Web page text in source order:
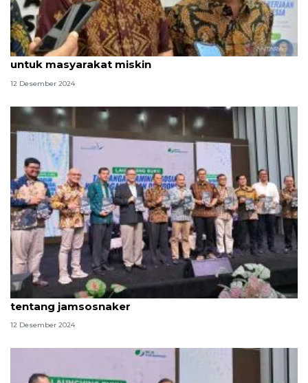
Kelas menengah turun, BPJS perkuat jamsosnaker
untuk masyarakat miskin
12 Desember 2024
BPJS luncurkan buku untuk tingkatkan literasi
tentang jamsosnaker
12 Desember 2024